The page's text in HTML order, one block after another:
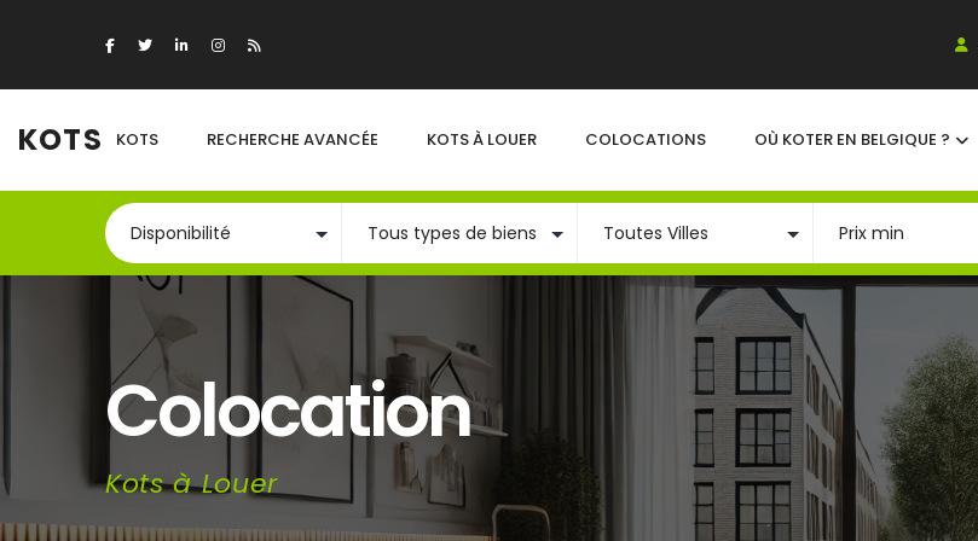
KOTS KOTS RECHERCHE AVANCÉE KOTS À LOUER COLOCATIONS OÙ KOTER EN BELGIQUE ?
Colocation
Kots à Louer